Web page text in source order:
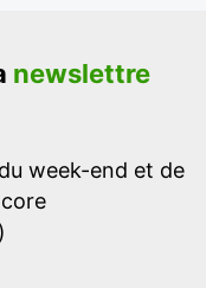
newslettre
week-end et de